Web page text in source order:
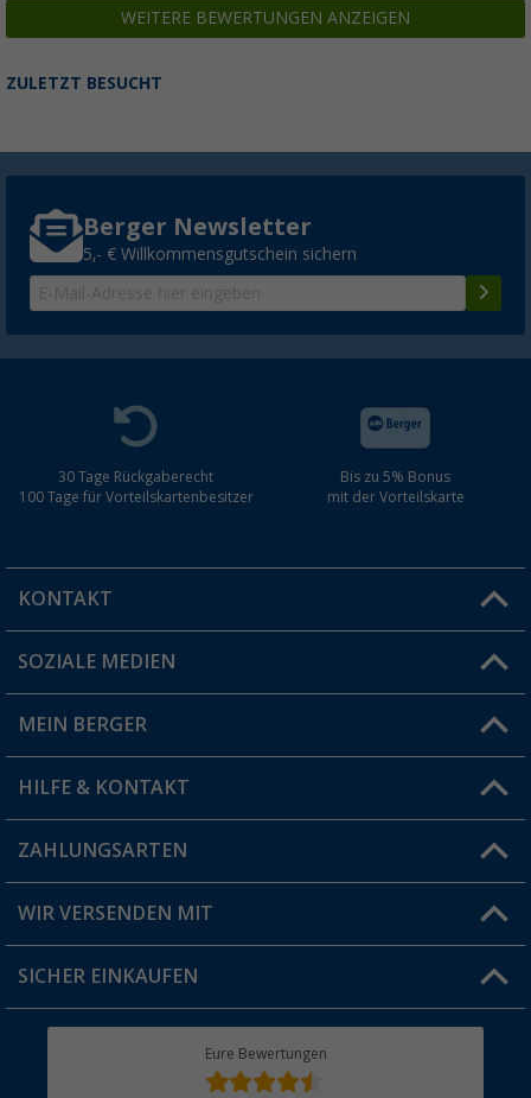
WEITERE BEWERTUNGEN ANZEIGEN
ZULETZT BESUCHT
Berger Newsletter
5,- € Willkommensgutschein sichern
30 Tage Rückgaberecht
100 Tage für Vorteilskartenbesitzer
Bis zu 5% Bonus
mit der Vorteilskarte
KONTAKT
Du hast eine Frage?
Filiale finden
SOZIALE MEDIEN
MEIN BERGER
Vorteilskarte
Blog
Jobs & Karriere
HILFE & KONTAKT
FAQ & Kontakt
Versandinformationen
Rücksendung
ZAHLUNGSARTEN
WIR VERSENDEN MIT
SICHER EINKAUFEN
Eure Bewertungen